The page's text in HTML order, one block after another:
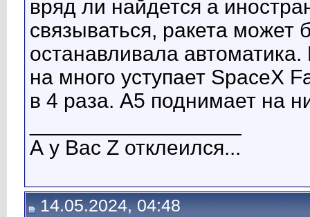
вряд ли найдется а
связываться, ракета
останавливала
на много уступает SpaceX
в 4 раза. А5 поднимает на
А у Вас Z отклеился...
14.05.2024, 04:48